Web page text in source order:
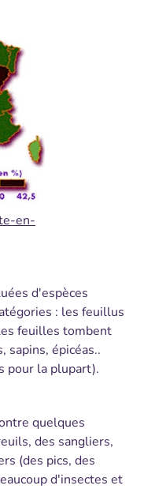
en-
d'espèces
: les feuillus
feuilles tombent
sapins, épicéas..
pour la plupart).
quelques
des sangliers,
(des pics, des
d'insectes et